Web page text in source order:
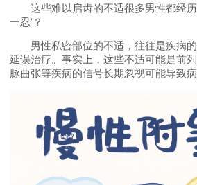
这些难以启齿的不适很多男性都经历
一忍’？
男性私密部位的不适，往往是疾病的
延误治疗。事实上，这些不适可能是前
脉曲张等疾病的信号长期忽视可能导致病